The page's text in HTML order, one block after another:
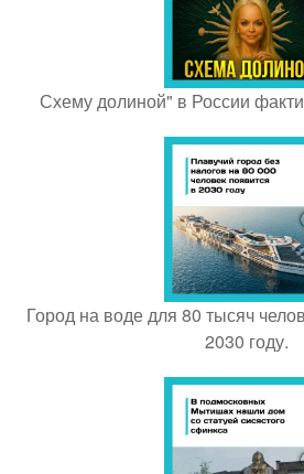
Схему долиной" в России
Город на воде для 80 тысяч
2030 году.